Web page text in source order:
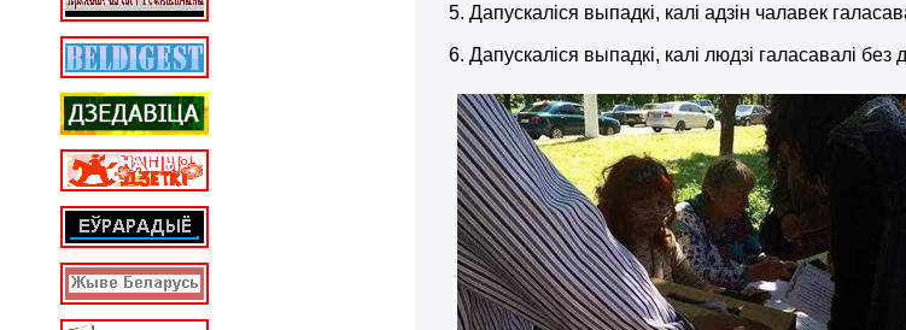
5. Дапускаліся выпадкі, калі адзін чалавек
6. Дапускаліся выпадкі, калі людзі галасавалі